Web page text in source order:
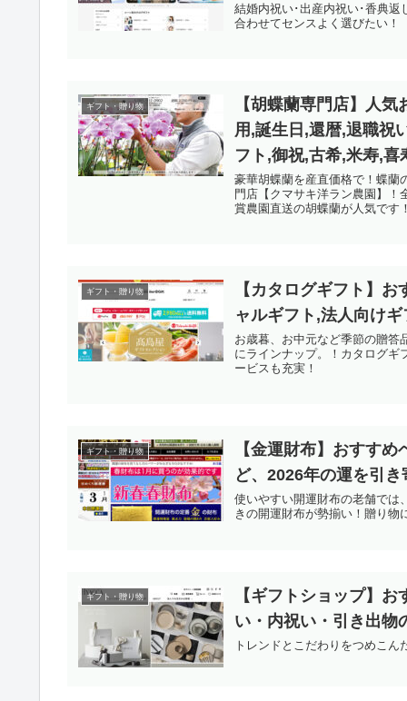
結婚内祝い･出産内祝い･香典
合わせてセンスよく選びたい！
ギフト・贈り物
【胡蝶蘭専門店】人
用,誕生日,還暦,退職祝
フト,御祝,古希,米寿,喜
豪華胡蝶蘭を産直価格で！蝶蘭
門店【クマサキ洋ラン農園】！
賞農園直送の胡蝶蘭が人気です
ギフト・贈り物
【カタログギフト】
ャルギフト,法人向け
お歳暮、お中元など季節の贈答
にラインナップ。！カタログギ
ービスも充実！
ギフト・贈り物
【金運財布】おすす
ど、2026年の運を引
使いやすい開運財布の老舗では
きの開運財布が勢揃い！贈り物
ギフト・贈り物
【ギフトショップ】
い・内祝い・引き出物
トレンドとこだわりをつめこ